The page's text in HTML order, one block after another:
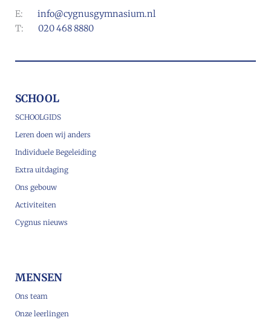
E: info@cygnusgymnasium.nl
T: 020 468 8880
SCHOOL
SCHOOLGIDS
Leren doen wij anders
Individuele Begeleiding
Extra uitdaging
Ons gebouw
Activiteiten
Cygnus nieuws
MENSEN
Ons team
Onze leerlingen